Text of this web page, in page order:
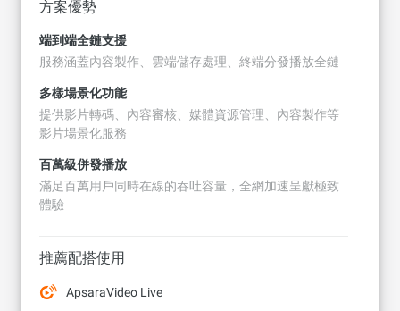
方案優勢
端到端全鏈支援
服務涵蓋內容製作、雲端儲存處理、終端分發播放全鏈
多樣場景化功能
提供影片轉碼、內容審核、媒體資源管理、內容製作等
影片場景化服務
百萬級併發播放
滿足百萬用戶同時在線的吞吐容量，全網加速呈獻極致
體驗
推薦配搭使用
ApsaraVideo Live